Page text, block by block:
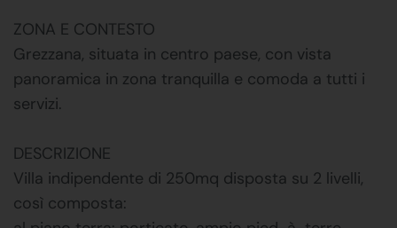
ZONA E CONTESTO
Grezzana, situata in centro paese, con vista
panoramica in zona tranquilla e comoda a tutti i
servizi.
DESCRIZIONE
Villa indipendente di 250mq disposta su 2 livelli,
così composta: